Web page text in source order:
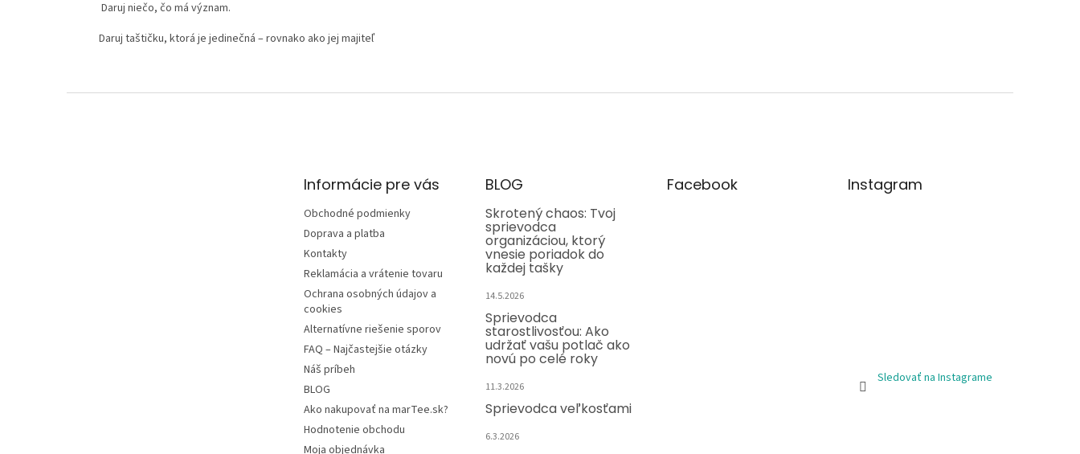
Daruj niečo, čo má význam.
Daruj taštičku, ktorá je jedinečná – rovnako ako jej majiteľ
Informácie pre vás
Obchodné podmienky
Doprava a platba
Kontakty
Reklamácia a vrátenie tovaru
Ochrana osobných údajov a
cookies
Alternatívne riešenie sporov
FAQ – Najčastejšie otázky
Náš príbeh
BLOG
Ako nakupovať na marTee.sk?
Hodnotenie obchodu
Moja objednávka
BLOG
Skrotený chaos: Tvoj
sprievodca
organizáciou, ktorý
vnesie poriadok do
každej tašky
14.5.2026
Sprievodca
starostlivosťou: Ako
udržať vašu potlač ako
novú po celé roky
11.3.2026
Sprievodca veľkosťami
6.3.2026
Facebook Instagram
Sledovať na Instagrame